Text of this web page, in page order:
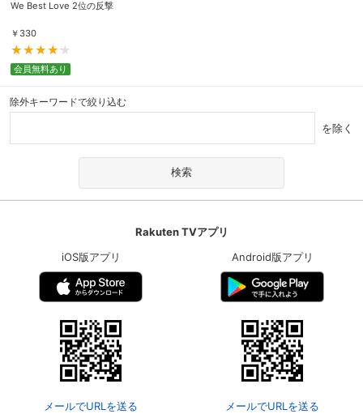
We Best Love 2位の反撃
￥ 330
会員無料あり
除外キーワードで絞り込む
を除く
Rakuten TVアプリ
iOS版アプリ
メールでURLを送る
Android版アプリ
メールでURLを送る